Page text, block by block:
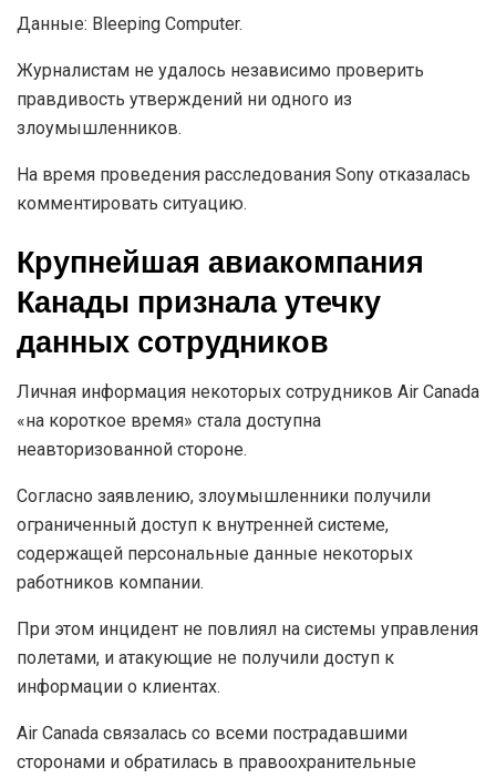
Данные: Bleeping Computer.
Журналистам не удалось независимо проверить
правдивость утверждений ни одного из
злоумышленников.
На время проведения расследования Sony отказалась
комментировать ситуацию.
Крупнейшая авиакомпания
Канады признала утечку
данных сотрудников
Личная информация некоторых сотрудников Air Canada
«на короткое время» стала доступна
неавторизованной стороне.
Согласно заявлению, злоумышленники получили
ограниченный доступ к внутренней системе,
содержащей персональные данные некоторых
работников компании.
При этом инцидент не повлиял на системы управления
полетами, и атакующие не получили доступ к
информации о клиентах.
Air Canada связалась со всеми пострадавшими
сторонами и обратилась в правоохранительные